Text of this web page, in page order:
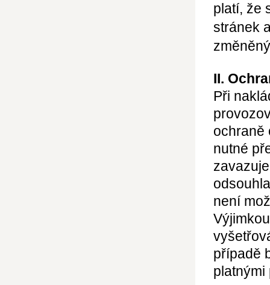
platí, že
stránek
II.
Při
ochraně
nutné
není
případě
platnými